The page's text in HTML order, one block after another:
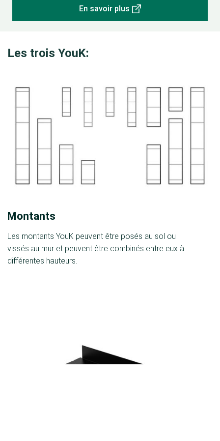
En savoir plus
Les trois YouK:
Montants
Les montants YouK peuvent être posés au sol ou
vissés au mur et peuvent être combinés entre eux à
différentes hauteurs.